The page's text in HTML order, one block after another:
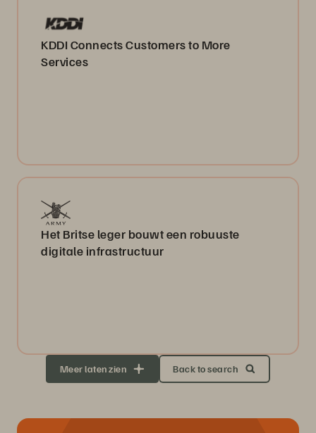
KDDI Connects Customers to More
Services
Het Britse leger bouwt een robuuste
digitale infrastructuur
Meer laten zien Back to search